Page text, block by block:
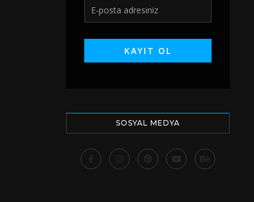
SOSYAL MEDYA